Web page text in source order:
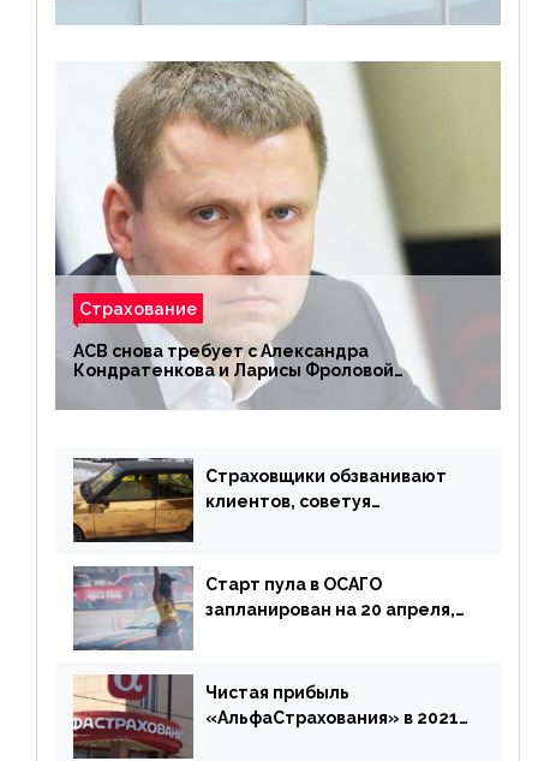
Страхование
АСВ снова требует с Александра
Кондратенкова и Ларисы Фроловой
возмещения убытков на 1,5 млрд р.
Страховщики обзванивают
клиентов, советуя
Старт пула в ОСАГО
запланирован на 20 апреля,
дублировать [дополнено]
Чистая прибыль
«АльфаСтрахования» в 2021